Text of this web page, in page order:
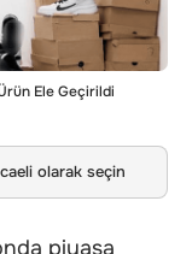
Ele Geçirildi
olarak seçin
piyasa